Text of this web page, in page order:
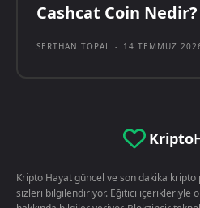
Cashcat Coin Nedir?
SERTHAN TOPAL - 14 TEMMUZ
Kripto
Kripto Hayat güncel ve son dakika
sizleri bilgilendiriyor. Eğitici içerikleriyle